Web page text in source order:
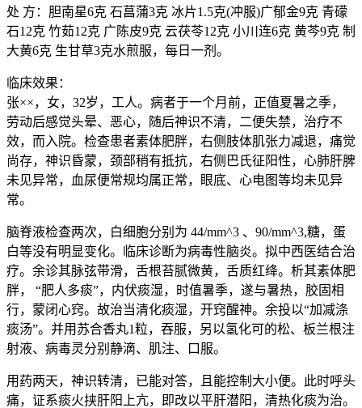
处 方：胆南星6克 石菖蒲3克 冰片1.5克(冲服)广郁金9克 青礞
石12克 竹茹12克 广陈皮9克 云茯苓12克 小川连6克 黄芩9克 制
大黄6克 生甘草3克水煎服，每日一剂。
临床效果：
张××，女，32岁，工人。病者于一个月前，正值夏暑之季，
劳动后感觉头晕、恶心，随后神识不清，二便失禁，治疗不
效，而入院。检查患者素体肥胖，右侧肢体肌张力减退，痛觉
尚存，神识昏蒙，颈部稍有抵抗，右侧巴氏征阳性，心肺肝脾
未见异常，血尿便常规均属正常，眼底、心电图等均未见异
常。
脑脊液检查两次，白细胞分别为 44/mm^3 、90/mm^3,糖，蛋
白等没有明显变化。临床诊断为病毒性脑炎。拟中西医结合治
疗。余诊其脉弦带滑，舌根苔腻微黄，舌质红绛。析其素体肥
胖， “肥人多痰”，内伏痰湿，时值暑季，遂与暑热，胶固相
行，蒙闭心窍。故治当清化痰湿，开窍醒神。余投以“加减涤
痰汤”。并用苏合香丸1粒，吞服，另以氢化可的松、板兰根注
射液、病毒灵分别静滴、肌注、口服。
用药两天，神识转清，已能对答，且能控制大小便。此时呼头
痛，证系痰火挟肝阳上亢，即改以平肝潜阳，清热化痰为治。